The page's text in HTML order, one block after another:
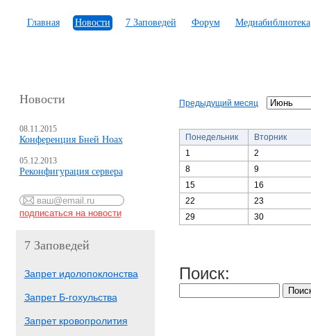
Главная Новости 7 Заповедей Форум Медиабиблиотека
Новости
08.11.2015
Конференция Бней Ноах
05.12.2013
Реконфигурация сервера
7 Заповедей
Запрет идолопоклонства
Запрет Б-гохульства
Запрет кровопролития
Предыдущий месяц
Понедельник
Вторник
1
2
8
9
15
16
22
23
29
30
Поиск: